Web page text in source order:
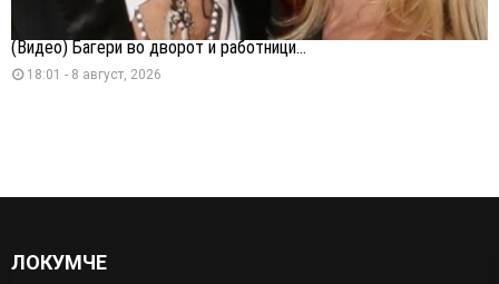
(Видео) Багери во дворот и работници...
18:01 - 8 август, 2026
ЛОКУМЧЕ